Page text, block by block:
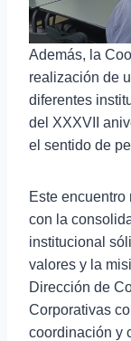
Además, la
realización de
diferentes
del XXXVII
el sentido de
Este
con la
institucional
valores y la
Dirección de
Corporativas
coordinación y